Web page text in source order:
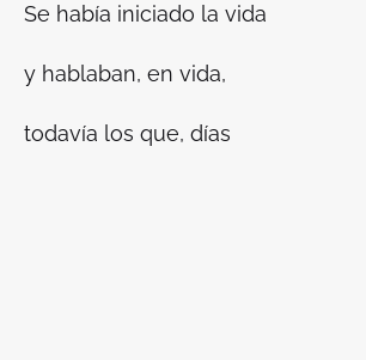
Se había iniciado la vida
y hablaban, en vida,
todavía los que, días